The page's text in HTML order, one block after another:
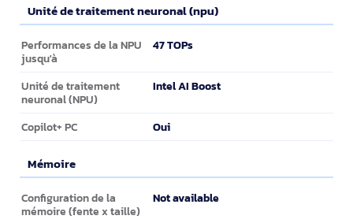
Unité de traitement neuronal (npu)
Unité de traitement neuronal (npu)
Performances de la NPU
jusqu'à
47 TOPs
Unité de traitement
neuronal (NPU)
Intel AI Boost
Copilot+ PC Oui
Mémoire
Mémoire
Configuration de la
mémoire (fente x taille)
Not available